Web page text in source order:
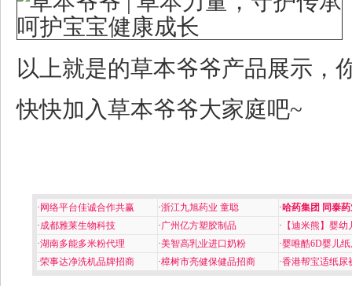
以上就是的草本爷爷产品展示，
快快加入草本爷爷大家庭吧~
· 网络平台佳诚合作共赢 ·浙江九旭药业 童聪 ·哈药集团 同泰
·成都雅莱生物科技 ·广州亿方塑胶制品 · 【迪米熊】婴幼
·湖南多能多米粉代理 ·美智高乳业进口奶粉 ·婴唯酷6D婴儿
·荣事达净洗机品牌招商 ·樟树市亮健保健品招商 ·香港帮宝适纸尿